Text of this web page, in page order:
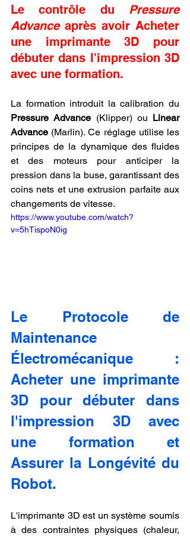
Le contrôle du Pressure
Advance après avoir Acheter
une imprimante 3D pour
débuter dans l'impression 3D
avec une formation.
Pressure Advance (Klipper) ou Linear
Advance (Marlin). Ce réglage utilise les
principes de la dynamique des fluides
et des moteurs pour anticiper la
pression dans la buse, garantissant des
coins nets et une extrusion parfaite aux
changements de vitesse.
https://www.youtube.com/watch?
v=5hTispoN0ig
Le Protocole de
Maintenance
Électromécanique :
Acheter une imprimante
3D pour débuter dans
l'impression 3D avec
une formation et
Assurer la Longévité du
Robot.
L'imprimante 3D est un système soumis
à des contraintes physiques (chaleur,